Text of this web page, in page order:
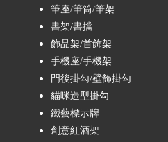
筆座/筆筒/筆架
書架/書擋
飾品架/首飾架
手機座/手機架
門後掛勾/壁飾掛勾
貓咪造型掛勾
鐵藝標示牌
創意紅酒架